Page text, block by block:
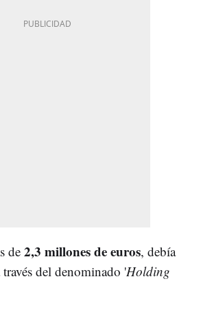
de 2,3 millones de euros, debía
través del denominado 'Holding